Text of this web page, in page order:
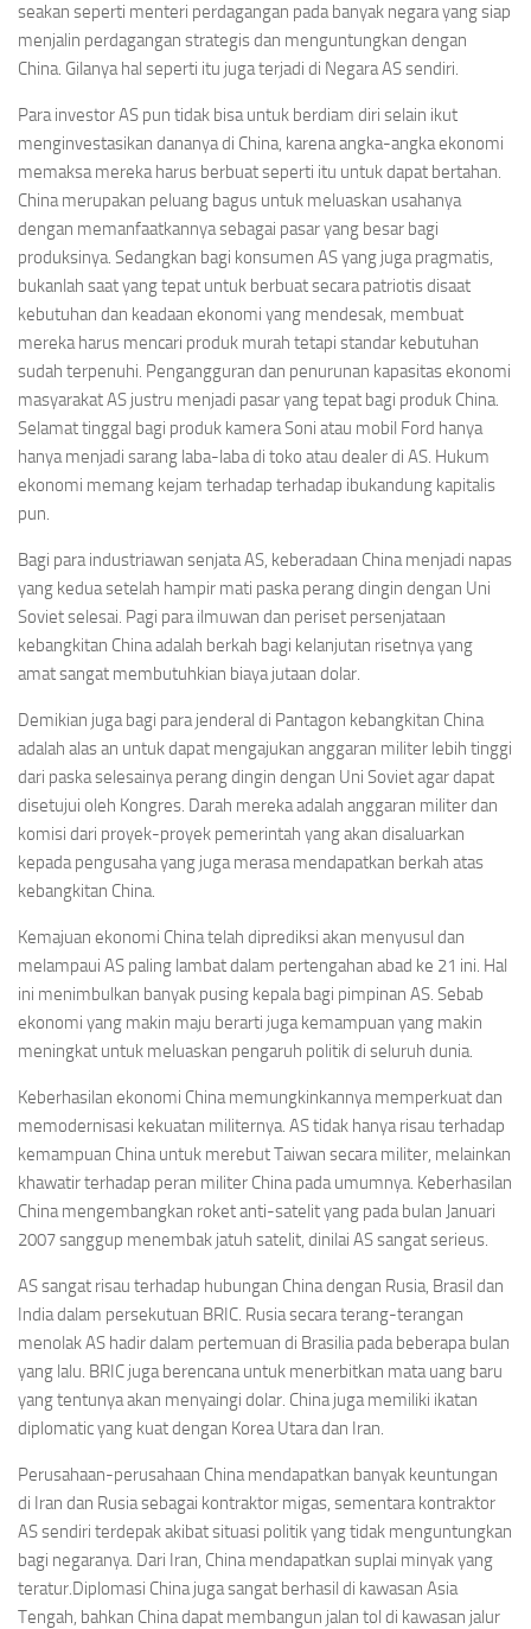
seakan seperti menteri perdagangan pada banyak negara yang siap
menjalin perdagangan strategis dan menguntungkan dengan
China. Gilanya hal seperti itu juga terjadi di Negara AS sendiri.
Para investor AS pun tidak bisa untuk berdiam diri selain ikut
menginvestasikan dananya di China, karena angka-angka ekonomi
memaksa mereka harus berbuat seperti itu untuk dapat bertahan.
China merupakan peluang bagus untuk meluaskan usahanya
dengan memanfaatkannya sebagai pasar yang besar bagi
produksinya. Sedangkan bagi konsumen AS yang juga pragmatis,
bukanlah saat yang tepat untuk berbuat secara patriotis disaat
kebutuhan dan keadaan ekonomi yang mendesak, membuat
mereka harus mencari produk murah tetapi standar kebutuhan
sudah terpenuhi. Pengangguran dan penurunan kapasitas ekonomi
masyarakat AS justru menjadi pasar yang tepat bagi produk China.
Selamat tinggal bagi produk kamera Soni atau mobil Ford hanya
hanya menjadi sarang laba-laba di toko atau dealer di AS. Hukum
ekonomi memang kejam terhadap terhadap ibukandung kapitalis
pun.
Bagi para industriawan senjata AS, keberadaan China menjadi napas
yang kedua setelah hampir mati paska perang dingin dengan Uni
Soviet selesai. Pagi para ilmuwan dan periset persenjataan
kebangkitan China adalah berkah bagi kelanjutan risetnya yang
amat sangat membutuhkian biaya jutaan dolar.
Demikian juga bagi para jenderal di Pantagon kebangkitan China
adalah alas an untuk dapat mengajukan anggaran militer lebih tinggi
dari paska selesainya perang dingin dengan Uni Soviet agar dapat
disetujui oleh Kongres. Darah mereka adalah anggaran militer dan
komisi dari proyek-proyek pemerintah yang akan disaluarkan
kepada pengusaha yang juga merasa mendapatkan berkah atas
kebangkitan China.
Kemajuan ekonomi China telah diprediksi akan menyusul dan
melampaui AS paling lambat dalam pertengahan abad ke 21 ini. Hal
ini menimbulkan banyak pusing kepala bagi pimpinan AS. Sebab
ekonomi yang makin maju berarti juga kemampuan yang makin
meningkat untuk meluaskan pengaruh politik di seluruh dunia.
Keberhasilan ekonomi China memungkinkannya memperkuat dan
memodernisasi kekuatan militernya. AS tidak hanya risau terhadap
kemampuan China untuk merebut Taiwan secara militer, melainkan
khawatir terhadap peran militer China pada umumnya. Keberhasilan
China mengembangkan roket anti-satelit yang pada bulan Januari
2007 sanggup menembak jatuh satelit, dinilai AS sangat serieus.
AS sangat risau terhadap hubungan China dengan Rusia, Brasil dan
India dalam persekutuan BRIC. Rusia secara terang-terangan
menolak AS hadir dalam pertemuan di Brasilia pada beberapa bulan
yang lalu. BRIC juga berencana untuk menerbitkan mata uang baru
yang tentunya akan menyaingi dolar. China juga memiliki ikatan
diplomatic yang kuat dengan Korea Utara dan Iran.
Perusahaan-perusahaan China mendapatkan banyak keuntungan
di Iran dan Rusia sebagai kontraktor migas, sementara kontraktor
AS sendiri terdepak akibat situasi politik yang tidak menguntungkan
bagi negaranya. Dari Iran, China mendapatkan suplai minyak yang
teratur.Diplomasi China juga sangat berhasil di kawasan Asia
Tengah, bahkan China dapat membangun jalan tol di kawasan jalur